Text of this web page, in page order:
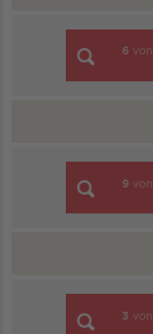
6 von
9 von
3 von